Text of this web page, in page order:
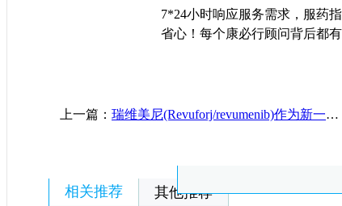
7*24小时响应服务需求，服药
省心！每个康必行顾问背后都
上一篇： 瑞维美尼(Revuforj/revumenib)作为新一代靶向调节剂重塑代谢与衰老干预新格局
相关推荐 其他推荐